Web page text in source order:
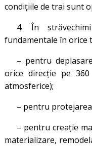
condiţiile de trai sunt
4. În
fundamentale în orice
– pentru
orice direcţie pe
atmosferice);
– pentru
– pentru creaţie
materializare,